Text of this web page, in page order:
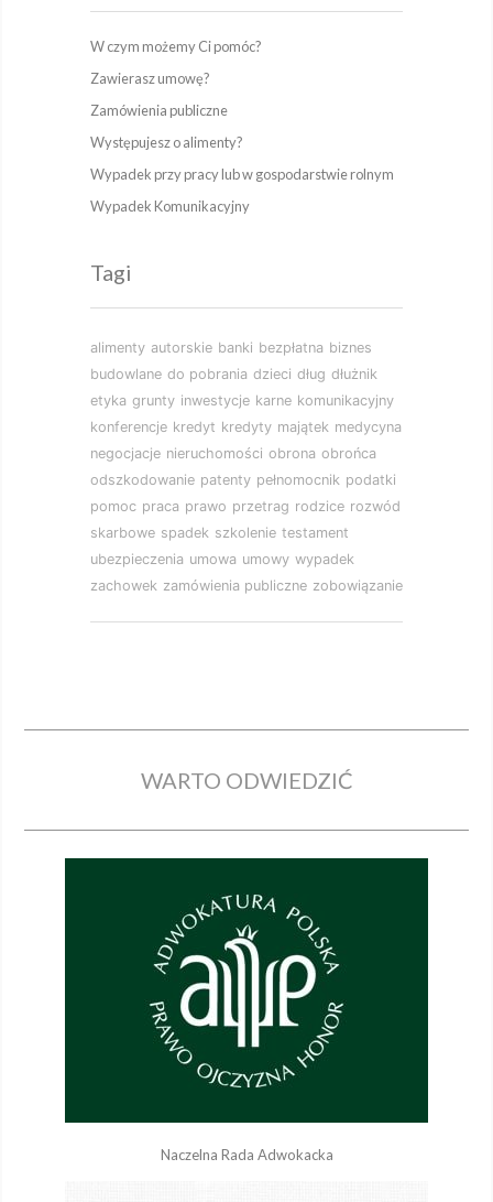
W czym możemy Ci pomóc?
Zawierasz umowę?
Zamówienia publiczne
Występujesz o alimenty?
Wypadek przy pracy lub w gospodarstwie rolnym
Wypadek Komunikacyjny
Tagi
alimenty autorskie banki bezpłatna biznes
budowlane do pobrania dzieci dług dłużnik
etyka grunty inwestycje karne komunikacyjny
konferencje kredyt kredyty majątek medycyna
negocjacje nieruchomości obrona obrońca
odszkodowanie patenty pełnomocnik podatki
pomoc praca prawo przetrag rodzice rozwód
skarbowe spadek szkolenie testament
ubezpieczenia umowa umowy wypadek
zachowek zamówienia publiczne zobowiązanie
WARTO ODWIEDZIĆ
Naczelna Rada Adwokacka